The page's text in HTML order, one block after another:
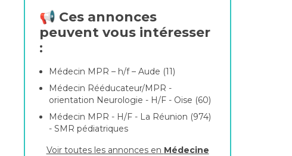
📢 Ces annonces
peuvent vous intéresser
:
Médecin MPR – h/f – Aude (11)
Médecin Rééducateur/MPR -
orientation Neurologie - H/F - Oise (60)
Médecin MPR - H/F - La Réunion (974)
- SMR pédiatriques
Voir toutes les annonces en Médecine